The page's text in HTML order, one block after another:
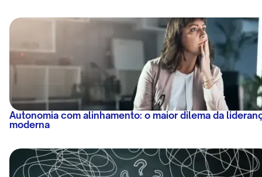
Autonomia com alinhamento: o maior dilema da
moderna